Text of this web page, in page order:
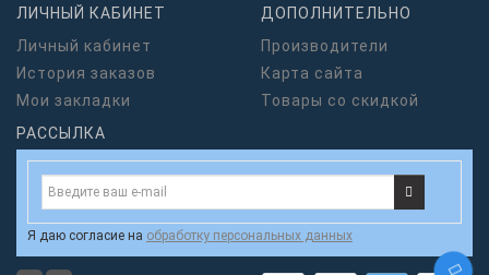
ЛИЧНЫЙ КАБИНЕТ
Личный кабинет
История заказов
Мои закладки
ДОПОЛНИТЕЛЬНО
Производители
Карта сайта
Товары со скидкой
РАССЫЛКА
Я даю согласие на обработку персональных данных